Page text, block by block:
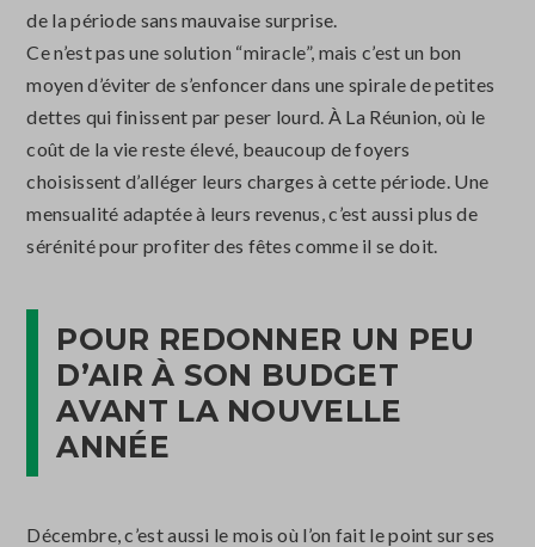
de la période sans mauvaise surprise.
Ce n’est pas une solution “miracle”, mais c’est un bon
moyen d’éviter de s’enfoncer dans une spirale de petites
dettes qui finissent par peser lourd. À La Réunion, où le
coût de la vie reste élevé, beaucoup de foyers
choisissent d’alléger leurs charges à cette période. Une
mensualité adaptée à leurs revenus, c’est aussi plus de
sérénité pour profiter des fêtes comme il se doit.
POUR REDONNER UN PEU
D’AIR À SON BUDGET
AVANT LA NOUVELLE
ANNÉE
Décembre, c’est aussi le mois où l’on fait le point sur ses